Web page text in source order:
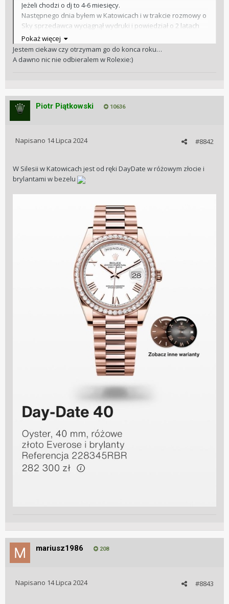
Jeżeli chodzi o dj to 4-6 miesięcy.
Następnego dnia byłem w Katowicach i w trakcie rozmowy o
Sky sprzedawca wyciągnął wydruki i powiedział o 2 latach
czekanie a na Sky Blue.
Wysłane z mojego SM-S918B przy użyciu Tapatalka
Pokaż więcej
Jestem ciekaw czy otrzymam go do konca roku…
A dawno nic nie odbieralem w Rolexie:)
Piotr Piątkowski 10636
#8842
Napisano 14 Lipca 2024
W Silesii w Katowicach jest od ręki DayDate w różowym złocie i
brylantami w bezelu
mariusz1986 208
#8843
Napisano 14 Lipca 2024